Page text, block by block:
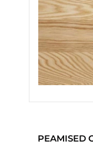
PEAMISED